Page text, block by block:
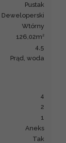
pustak
deweloperski
Wtórny
126,02m 2
4,5
prąd, woda
4
2
1
aneks
Tak